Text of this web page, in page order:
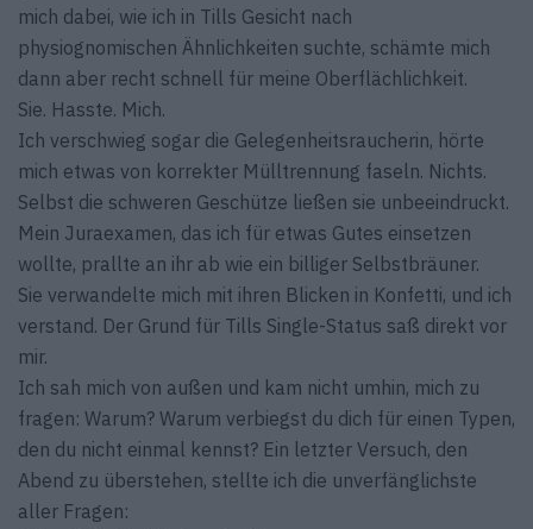
mich dabei, wie ich in Tills Gesicht nach
physiognomischen Ähnlichkeiten suchte, schämte mich
dann aber recht schnell für meine Oberflächlichkeit.
Sie. Hasste. Mich.
Ich verschwieg sogar die Gelegenheitsraucherin, hörte
mich etwas von korrekter Mülltrennung faseln. Nichts.
Selbst die schweren Geschütze ließen sie unbeeindruckt.
Mein Juraexamen, das ich für etwas Gutes einsetzen
wollte, prallte an ihr ab wie ein billiger Selbstbräuner.
Sie verwandelte mich mit ihren Blicken in Konfetti, und ich
verstand. Der Grund für Tills Single-Status saß direkt vor
mir.
Ich sah mich von außen und kam nicht umhin, mich zu
fragen: Warum? Warum verbiegst du dich für einen Typen,
den du nicht einmal kennst? Ein letzter Versuch, den
Abend zu überstehen, stellte ich die unverfänglichste
aller Fragen: